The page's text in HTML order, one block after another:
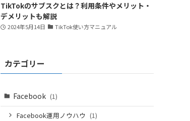
TikTokのサブスクとは？利用条件やメリット・
デメリットも解説
2024年5月14日 TikTok使い方マニュアル
カテゴリー
Facebook (1)
Facebook運用ノウハウ (1)